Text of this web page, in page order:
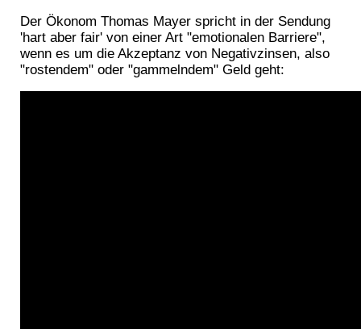
Der Ökonom Thomas Mayer spricht in der Sendung
'hart aber fair' von einer Art "emotionalen Barriere",
wenn es um die Akzeptanz von Negativzinsen, also
"rostendem" oder "gammelndem" Geld geht: